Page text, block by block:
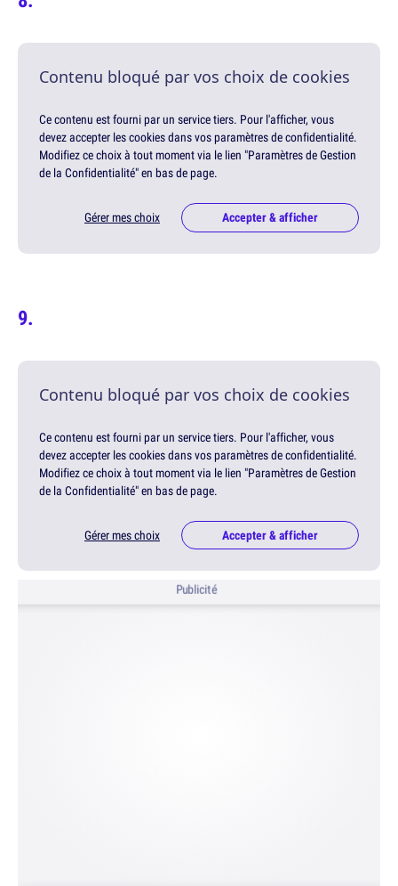
Contenu bloqué par vos choix de cookies
Ce contenu est fourni par un service tiers. Pour l'afficher, vous
devez accepter les cookies dans vos paramètres de confidentialité.
Modifiez ce choix à tout moment via le lien "Paramètres de Gestion
de la Confidentialité" en bas de page.
Gérer mes choix Accepter & afficher
Contenu bloqué par vos choix de cookies
Ce contenu est fourni par un service tiers. Pour l'afficher, vous
devez accepter les cookies dans vos paramètres de confidentialité.
Modifiez ce choix à tout moment via le lien "Paramètres de Gestion
de la Confidentialité" en bas de page.
Gérer mes choix Accepter & afficher
Publicité